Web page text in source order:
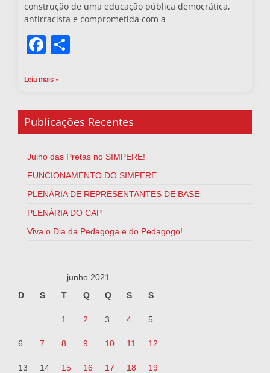
construção de uma educação pública democrática,
antirracista e comprometida com a
Facebook
Leia mais »
Publicações Recentes
Julho das Pretas no SIMPERE!
FUNCIONAMENTO DO SIMPERE
PLENÁRIA DE REPRESENTANTES DE BASE
PLENÁRIA DO CAP
Viva o Dia da Pedagoga e do Pedagogo!
junho 2021
D
S T Q Q S S
1 2 3 4 5
6 7 8 9 10 11 12
13 14 15 16 17 18 19